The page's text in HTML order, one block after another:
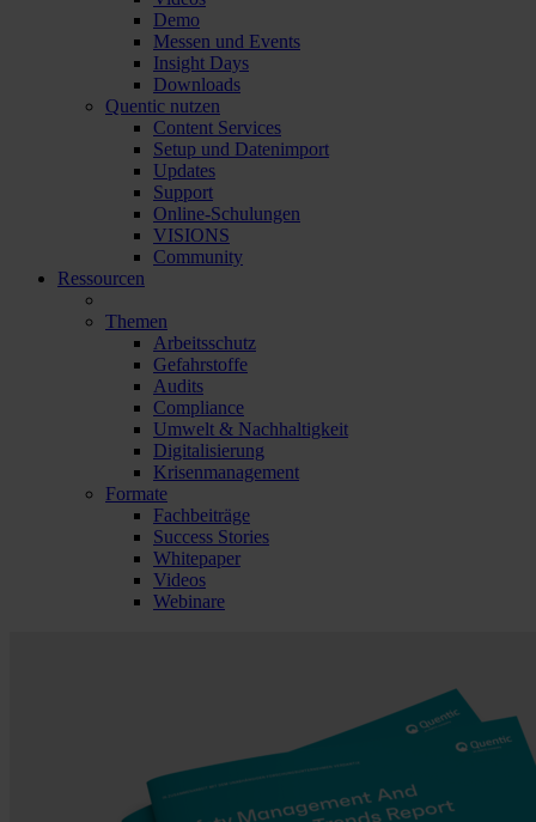
Demo
Messen und Events
Insight Days
Downloads
Quentic nutzen
Content Services
Setup und Datenimport
Updates
Support
Online-Schulungen
VISIONS
Community
Ressourcen
Themen
Arbeitsschutz
Gefahrstoffe
Audits
Compliance
Umwelt & Nachhaltigkeit
Digitalisierung
Krisenmanagement
Formate
Fachbeiträge
Success Stories
Whitepaper
Videos
Webinare